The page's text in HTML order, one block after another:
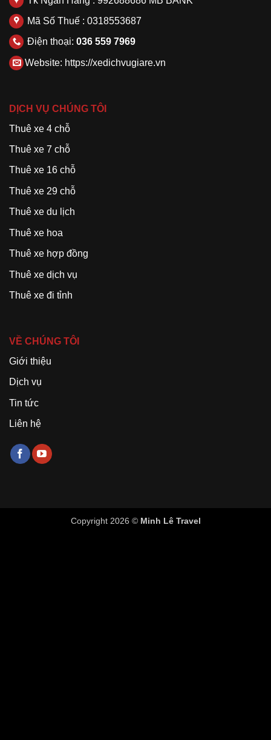
Mã Số Thuế : 0318553687
Điện thoại: 036 559 7969
Website: https://xedichvugiare.vn
DỊCH VỤ CHÚNG TÔI
Thuê xe 4 chỗ
Thuê xe 7 chỗ
Thuê xe 16 chỗ
Thuê xe 29 chỗ
Thuê xe du lịch
Thuê xe hoa
Thuê xe hợp đồng
Thuê xe dịch vụ
Thuê xe đi tỉnh
VỀ CHÚNG TÔI
Giới thiệu
Dịch vụ
Tin tức
Liên hệ
Copyright 2026 © Minh Lê Travel